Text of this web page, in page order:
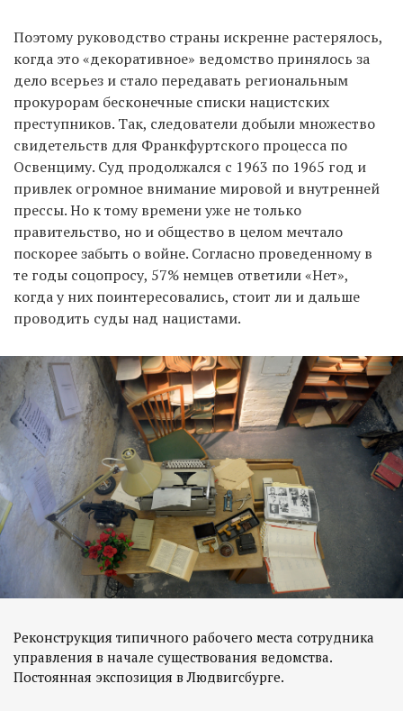
Поэтому руководство страны искренне растерялось,
когда это «декоративное» ведомство принялось за
дело всерьез и стало передавать региональным
прокурорам бесконечные списки нацистских
преступников. Так, следователи добыли множество
свидетельств для Франкфуртского процесса по
Освенциму. Суд продолжался с 1963 по 1965 год и
привлек огромное внимание мировой и внутренней
прессы. Но к тому времени уже не только
правительство, но и общество в целом мечтало
поскорее забыть о войне. Согласно проведенному в
те годы соцопросу, 57% немцев ответили «Нет»,
когда у них поинтересовались, стоит ли и дальше
проводить суды над нацистами.
Реконструкция типичного рабочего места сотрудника
управления в начале существования ведомства.
Постоянная экспозиция в Людвигсбурге.